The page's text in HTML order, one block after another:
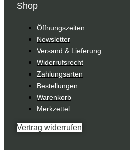
Shop
Öffnungszeiten
Newsletter
Versand & Lieferung
Widerrufsrecht
Zahlungsarten
Bestellungen
Warenkorb
Merkzettel
Vertrag widerrufen